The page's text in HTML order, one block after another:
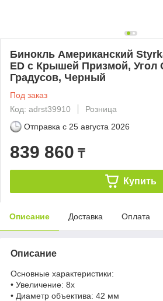
Бинокль Американский
ED с Крышей Призмой, Угол
Градусов, Черный
Под заказ
Код: adrst39910
Розница
Отправка с 25 августа 2026
839 860 ₸
Купить
Описание Доставка Оплата
Описание
Основные характеристики:
• Увеличение: 8x
• Диаметр объектива: 42 мм